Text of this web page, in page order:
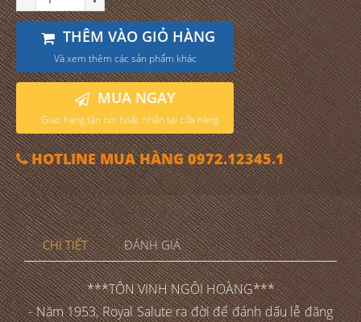
THÊM VÀO GIỎ HÀNG
Và xem thêm các sản phẩm khác
MUA NGAY
Giao hàng tận nơi hoặc nhận tại cửa hàng
HOTLINE MUA HÀNG 0972.12345.1
CHI TIẾT ĐÁNH GIÁ
***TÔN VINH NGÔI HOÀNG***
- Năm 1953, Royal Salute ra đời để đánh dấu lễ đăng